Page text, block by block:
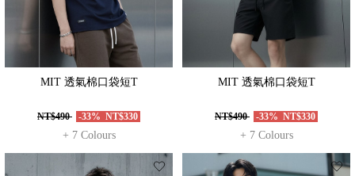
MIT 透氣棉口袋短T
NT$490 -33% NT$330
+ 7 Colours
MIT 透氣棉口袋短T
NT$490 -33% NT$330
+ 7 Colours